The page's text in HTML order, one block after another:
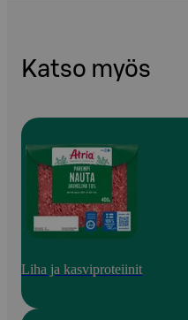
Katso myös
Liha ja kasviproteiinit